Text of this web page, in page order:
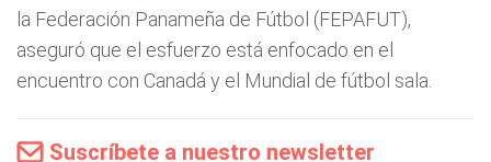
la Federación Panameña de Fútbol (FEPAFUT),
aseguró que el esfuerzo está enfocado en el
encuentro con Canadá y el Mundial de fútbol sala.
Suscríbete a nuestro newsletter